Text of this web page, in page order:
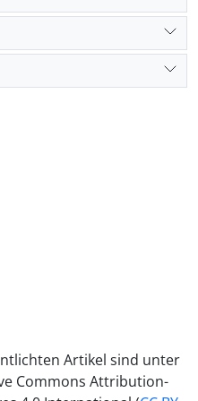
Werte entscheidend
bedeutungsvoller
stärkt, anstatt sie zu
Artikel sind unter
Commons Attribution-